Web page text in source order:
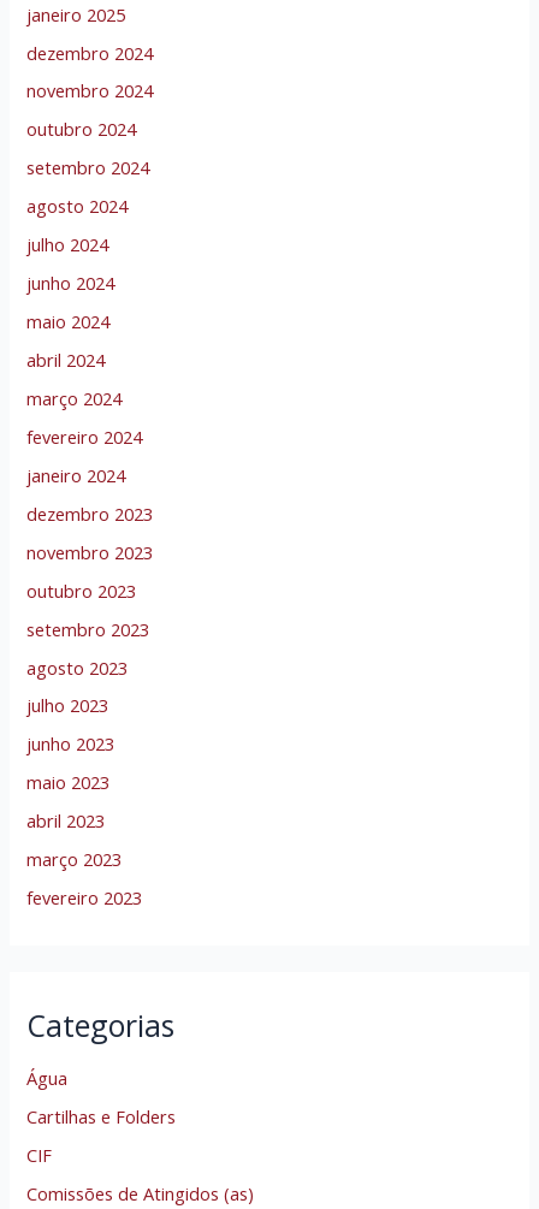
janeiro 2025
dezembro 2024
novembro 2024
outubro 2024
setembro 2024
agosto 2024
julho 2024
junho 2024
maio 2024
abril 2024
março 2024
fevereiro 2024
janeiro 2024
dezembro 2023
novembro 2023
outubro 2023
setembro 2023
agosto 2023
julho 2023
junho 2023
maio 2023
abril 2023
março 2023
fevereiro 2023
Categorias
Água
Cartilhas e Folders
CIF
Comissões de Atingidos (as)